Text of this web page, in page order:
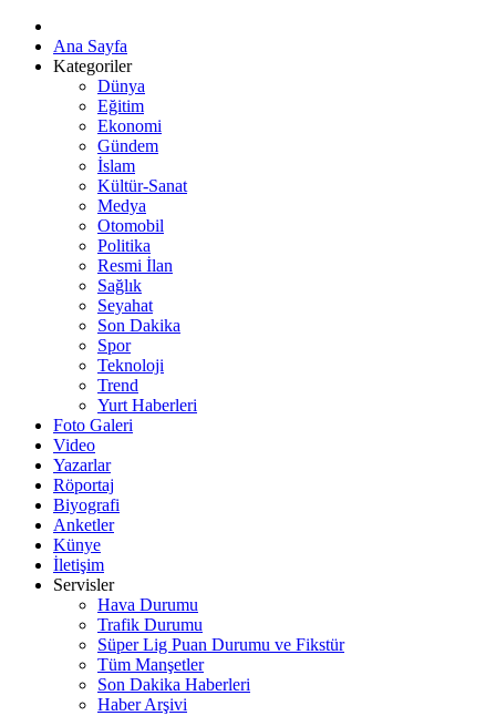
Ana Sayfa
Kategoriler
Dünya
Eğitim
Ekonomi
Gündem
İslam
Kültür-Sanat
Medya
Otomobil
Politika
Resmi İlan
Sağlık
Seyahat
Son Dakika
Spor
Teknoloji
Trend
Yurt Haberleri
Foto Galeri
Video
Yazarlar
Röportaj
Biyografi
Anketler
Künye
İletişim
Servisler
Hava Durumu
Trafik Durumu
Süper Lig Puan Durumu ve Fikstür
Tüm Manşetler
Son Dakika Haberleri
Haber Arşivi